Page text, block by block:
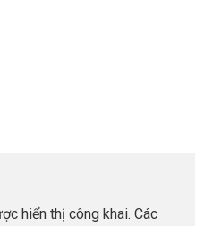
hiển thị công khai. Các